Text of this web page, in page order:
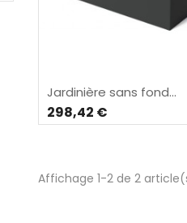
Jardinière sans fond...
298,42 €
Affichage 1-2 de 2